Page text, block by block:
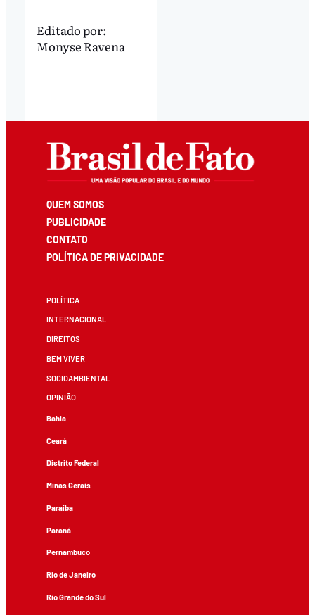
Editado por:
Monyse Ravena
QUEM SOMOS
PUBLICIDADE
CONTATO
POLÍTICA DE PRIVACIDADE
POLÍTICA
INTERNACIONAL
DIREITOS
BEM VIVER
SOCIOAMBIENTAL
OPINIÃO
Bahia
Ceará
Distrito Federal
Minas Gerais
Paraíba
Paraná
Pernambuco
Rio de Janeiro
Rio Grande do Sul